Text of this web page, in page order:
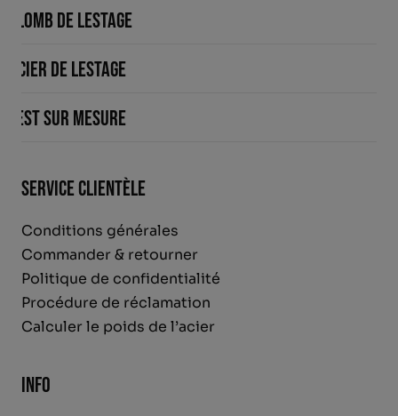
Plomb de lestage
Acier de lestage
Lest sur mesure
Service clientèle
Conditions générales
Commander & retourner
Politique de confidentialité
Procédure de réclamation
Calculer le poids de l’acier
Info